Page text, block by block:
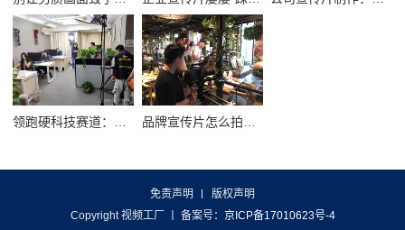
免责声明
版权声明
Copyright 视频工厂丨 备案号： 京ICP备17010623号-4